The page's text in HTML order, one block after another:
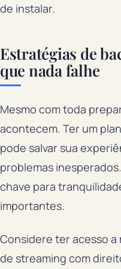
de instalar.
Estratégias de
que nada falhe
Mesmo com toda
acontecem. Ter um
pode salvar sua
problemas
chave para
importantes.
Considere ter acesso a
de streaming com